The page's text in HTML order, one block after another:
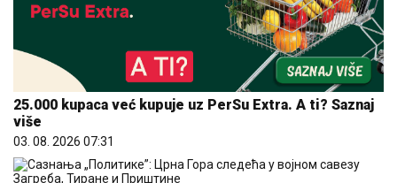
25.000 kupaca već kupuje uz PerSu Extra. A ti? Saznaj
više
03. 08. 2026 07:31